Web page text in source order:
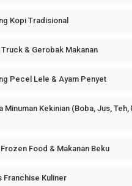
Kopi Tradisional
& Gerobak Makanan
Pecel Lele & Ayam Penyet
Minuman Kekinian (Boba, Jus, Teh,
Food & Makanan Beku
Franchise Kuliner